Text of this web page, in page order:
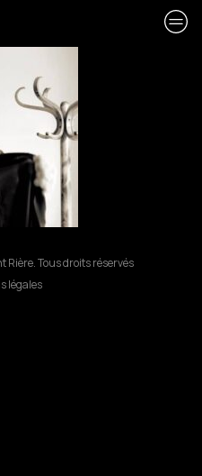
Tous droits réservés
légales